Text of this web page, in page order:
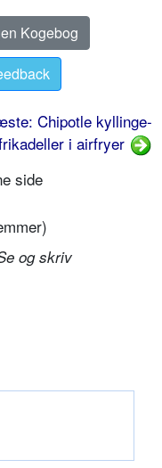
Kogebog
Chipotle kyllinge-
i airfryer
side
og skriv